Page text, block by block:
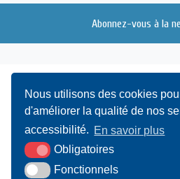
Nous utilisons des cookies
d'améliorer la qualité de nos
accessibilité. En savoir plus
Obligatoires
Fonctionnels
Abonnez-vous à la
UAMC - 4, Bis Avenue du